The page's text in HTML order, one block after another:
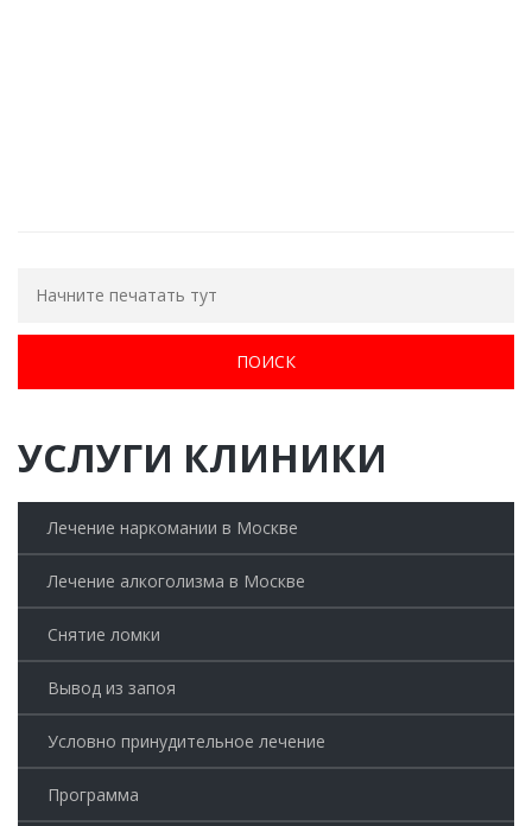
УСЛУГИ КЛИНИКИ
Лечение наркомании в Москве
Лечение алкоголизма в Москве
Снятие ломки
Вывод из запоя
Условно принудительное лечение
Программа